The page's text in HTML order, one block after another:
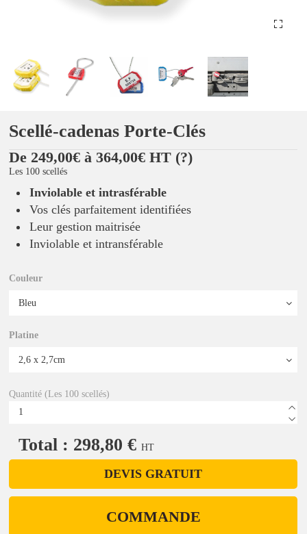
Scellé-cadenas Porte-Clés
De 249,00€ à 364,00€ HT (?)
Les 100 scellés
Inviolable et intrasférable
Vos clés parfaitement identifiées
Leur gestion maitrisée
Inviolable et intransférable
Couleur
Platine
Quantité (Les 100 scellés)
Total : 298,80 € HT
DEVIS GRATUIT
COMMANDE